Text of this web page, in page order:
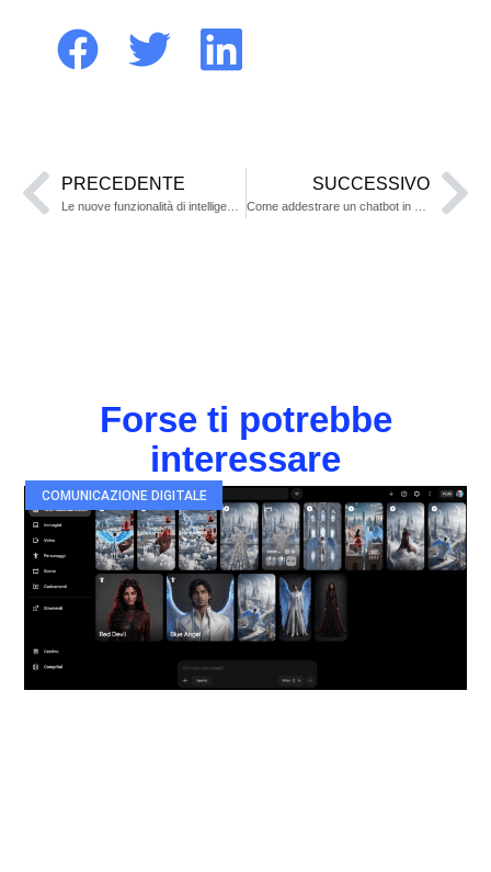
PRECEDENTE SUCCESSIVO
Forse ti potrebbe
interessare
COMUNICAZIONE DIGITALE